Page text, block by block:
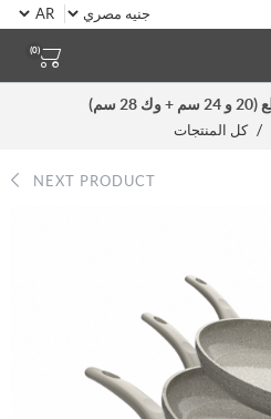
(0)
/ كل المنتجات
NEXT PRODUCT